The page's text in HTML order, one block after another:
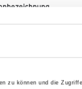
zu können und die